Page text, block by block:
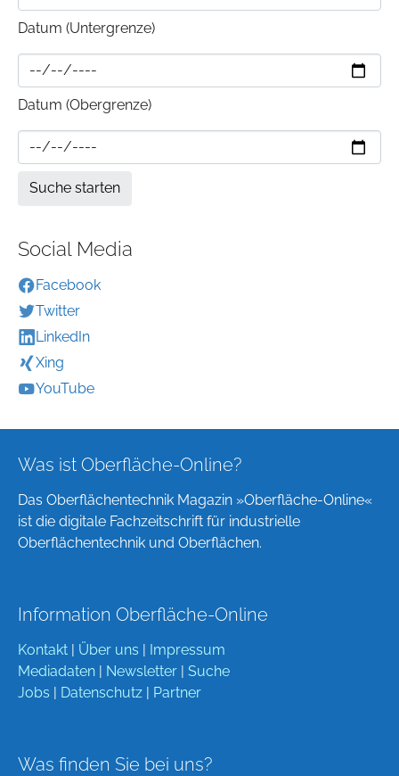
Datum (Untergrenze)
Datum (Obergrenze)
Social Media
Facebook
Twitter
LinkedIn
Xing
YouTube
Was ist Oberfläche-Online?
Das Oberflächentechnik Magazin »Oberfläche-Online«
ist die digitale Fachzeitschrift für industrielle
Oberflächentechnik und Oberflächen.
Information Oberfläche-Online
Kontakt Über uns
Impressum
Mediadaten
Newsletter
Suche
Jobs
Datenschutz Partner
Was finden Sie bei uns?